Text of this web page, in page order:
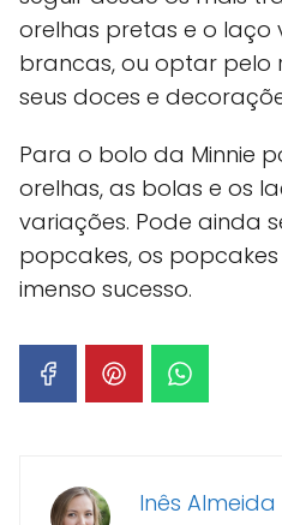
orelhas pretas e o laço
brancas, ou optar pelo
seus doces e
Para o bolo da Minnie
orelhas, as bolas e os
variações. Pode ainda
popcakes, os
imenso sucesso.
Inês Almeida